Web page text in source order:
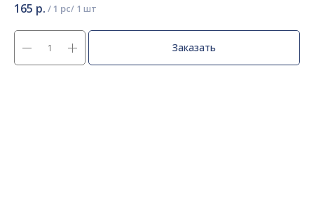
165 р. / 1 pc
Заказать